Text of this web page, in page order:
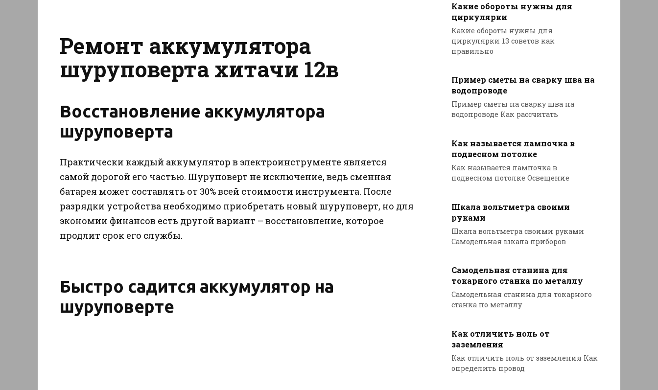
Ремонт аккумулятора
шуруповерта хитачи 12в
Восстановление аккумулятора
шуруповерта
Практически каждый аккумулятор в электроинструменте является
самой дорогой его частью. Шуруповерт не исключение, ведь сменная
батарея может составлять от 30% всей стоимости инструмента. После
разрядки устройства необходимо приобретать новый шуруповерт, но для
экономии финансов есть другой вариант – восстановление, которое
продлит срок его службы.
Быстро садится аккумулятор на
шуруповерте
Какие обороты нужны для
циркулярки
Какие обороты нужны для
циркулярки 13 советов как
правильно
Пример сметы на сварку шва на
водопроводе
Пример сметы на сварку шва на
водопроводе Как рассчитать
Как называется лампочка в
подвесном потолке
Как называется лампочка в
подвесном потолке Освещение
Шкала вольтметра своими
руками
Шкала вольтметра своими руками
Самодельная шкала приборов
Самодельная станина для
токарного станка по металлу
Самодельная станина для токарного
станка по металлу
Как отличить ноль от
заземления
Как отличить ноль от заземления Как
определить провод